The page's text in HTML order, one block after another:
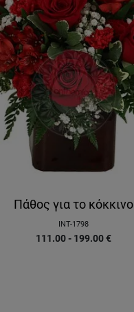
Πάθος για το κόκκινο
INT-1798
111.00 - 199.00€